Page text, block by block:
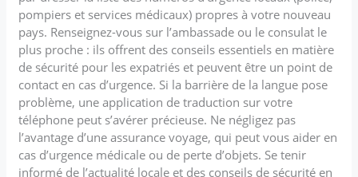
pompiers et services médicaux) propres à votre nouveau
pays. Renseignez-vous sur l’ambassade ou le consulat le
plus proche : ils offrent des conseils essentiels en matière
de sécurité pour les expatriés et peuvent être un point de
contact en cas d’urgence. Si la barrière de la langue pose
problème, une application de traduction sur votre
téléphone peut s’avérer précieuse. Ne négligez pas
l’avantage d’une assurance voyage, qui peut vous aider en
cas d’urgence médicale ou de perte d’objets. Se tenir
informé de l’actualité locale et des conseils de sécurité en